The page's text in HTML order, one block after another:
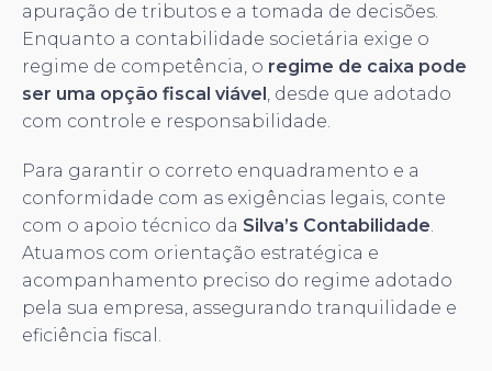
apuração de tributos e a tomada de decisões.
Enquanto a contabilidade societária exige o
regime de competência, o regime de caixa pode
ser uma opção fiscal viável , desde que adotado
com controle e responsabilidade.
Para garantir o correto enquadramento e a
conformidade com as exigências legais, conte
com o apoio técnico da Silva’s Contabilidade.
Atuamos com orientação estratégica e
acompanhamento preciso do regime adotado
pela sua empresa, assegurando tranquilidade e
eficiência fiscal.